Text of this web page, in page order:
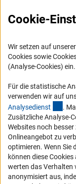
Presse
Karriere
Logo und Corporate
Compliance
Vergabeverfahren
Barrierefreiheit
Service und
Erklärung zur
Barriere melden
Cookie-
Wir setzen auf
Cookies sowie
(Analyse-Cookies) ein.
Für die statistische
verwenden wir auf
Analysedienst
.
Zusätzliche Analyse-
Websites noch
Onlineangebot zu
optimieren. Wenn Sie
können diese
werten das Verhalten
anonymisiert aus,